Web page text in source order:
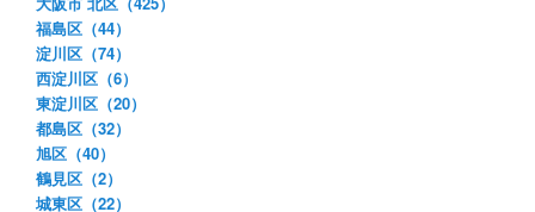
福島区（44）
淀川区（74）
西淀川区（6）
東淀川区（20）
都島区（32）
旭区（40）
鶴見区（2）
城東区（22）